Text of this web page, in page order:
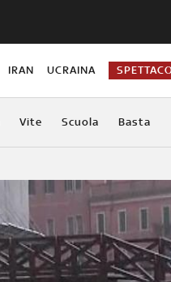
IRAN UCRAINA
Vite Scuola Basta